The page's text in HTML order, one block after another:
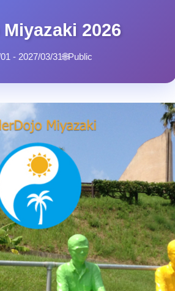
2026
- 2027/03/31🌐Public